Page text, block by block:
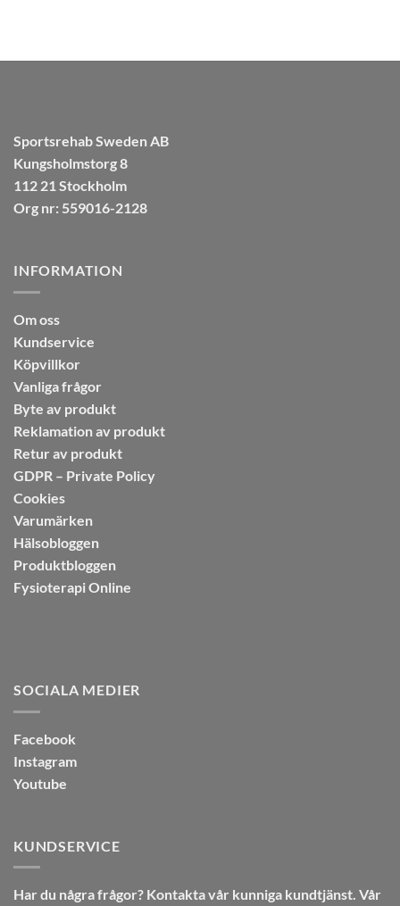
Sportsrehab Sweden AB
Kungsholmstorg 8
112 21 Stockholm
Org nr: 559016-2128
INFORMATION
Om oss
Kundservice
Köpvillkor
Vanliga frågor
Byte av produkt
Reklamation av produkt
Retur av produkt
GDPR – Private Policy
Cookies
Varumärken
Hälsobloggen
Produktbloggen
Fysioterapi Online
SOCIALA MEDIER
Facebook
Instagram
Youtube
KUNDSERVICE
Har du några frågor? Kontakta vår kunniga kundtjänst. Vår